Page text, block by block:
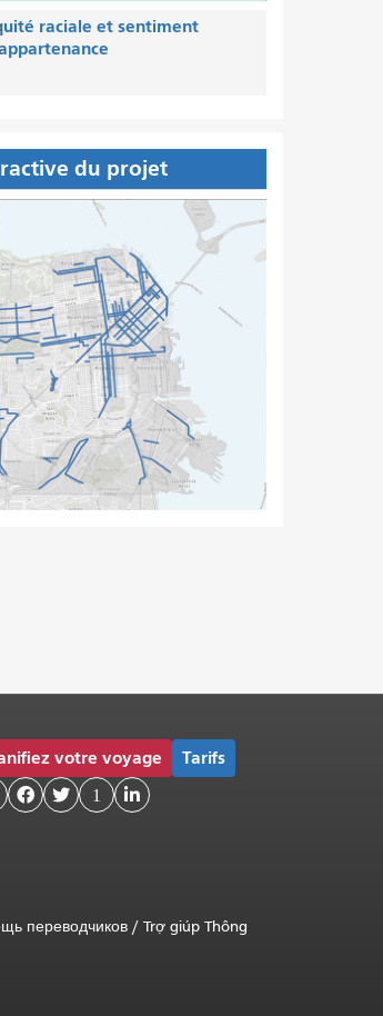
raciale et sentiment
du projet
votre voyage Tarifs
  1 
переводчиков / Trợ giúp Thông